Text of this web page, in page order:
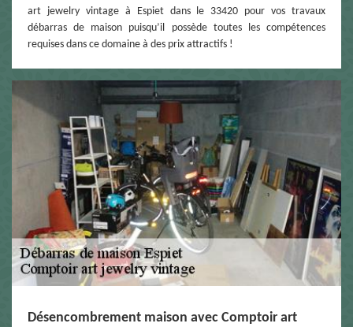
art jewelry vintage à Espiet dans le 33420 pour vos travaux
débarras de maison puisqu’il possède toutes les compétences
requises dans ce domaine à des prix attractifs !
Désencombrement maison avec Comptoir art